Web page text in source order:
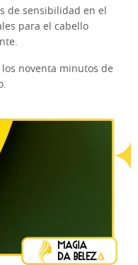
de sensibilidad en el
para el cabello
noventa minutos de